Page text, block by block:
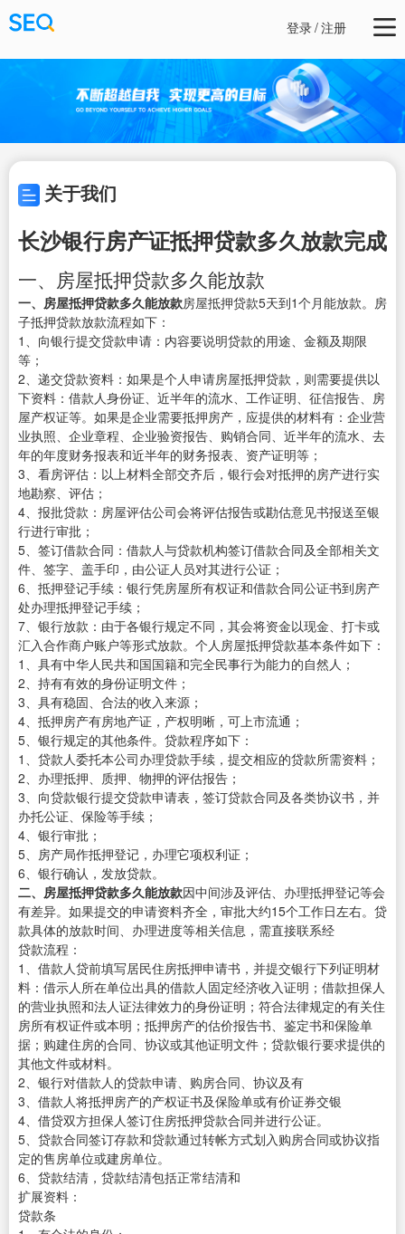
登录/注册
关于我们
长沙银行房产证抵押贷款多久放款完成
一、房屋抵押贷款多久能放款
一、房屋抵押贷款多久能放款房屋抵押贷款5天到1个月能放款。房
子抵押贷款放款流程如下：
1、向银行提交贷款申请：内容要说明贷款的用途、金额及期限
等；
2、递交贷款资料：如果是个人申请房屋抵押贷款，则需要提供以
下资料：借款人身份证、近半年的流水、工作证明、征信报告、房
屋产权证等。如果是企业需要抵押房产，应提供的材料有：企业营
业执照、企业章程、企业验资报告、购销合同、近半年的流水、去
年的年度财务报表和近半年的财务报表、资产证明等；
3、看房评估：以上材料全部交齐后，银行会对抵押的房产进行实
地勘察、评估；
4、报批贷款：房屋评估公司会将评估报告或勘估意见书报送至银
行进行审批；
5、签订借款合同：借款人与贷款机构签订借款合同及全部相关文
件、签字、盖手印，由公证人员对其进行公证；
6、抵押登记手续：银行凭房屋所有权证和借款合同公证书到房产
处办理抵押登记手续；
7、银行放款：由于各银行规定不同，其会将资金以现金、打卡或
汇入合作商户账户等形式放款。个人房屋抵押贷款基本条件如下：
1、具有中华人民共和国国籍和完全民事行为能力的自然人；
2、持有有效的身份证明文件；
3、具有稳固、合法的收入来源；
4、抵押房产有房地产证，产权明晰，可上市流通；
5、银行规定的其他条件。贷款程序如下：
1、贷款人委托本公司办理贷款手续，提交相应的贷款所需资料；
2、办理抵押、质押、物押的评估报告；
3、向贷款银行提交贷款申请表，签订贷款合同及各类协议书，并
办托公证、保险等手续；
4、银行审批；
5、房产局作抵押登记，办理它项权利证；
6、银行确认，发放贷款。
二、房屋抵押贷款多久能放款因中间涉及评估、办理抵押登记等会
有差异。如果提交的申请资料齐全，审批大约15个工作日左右。贷
款具体的放款时间、办理进度等相关信息，需直接联系经
贷款流程：
1、借款人贷前填写居民住房抵押申请书，并提交银行下列证明材
料：借示人所在单位出具的借款人固定经济收入证明；借款担保人
的营业执照和法人证法律效力的身份证明；符合法律规定的有关住
房所有权证件或本明；抵押房产的估价报告书、鉴定书和保险单
据；购建住房的合同、协议或其他证明文件；贷款银行要求提供的
其他文件或材料。
2、银行对借款人的贷款申请、购房合同、协议及有
3、借款人将抵押房产的产权证书及保险单或有价证券交银
4、借贷双方担保人签订住房抵押贷款合同并进行公证。
5、贷款合同签订存款和贷款通过转帐方式划入购房合同或协议指
定的售房单位或建房单位。
6、贷款结清，贷款结清包括正常结清和
扩展资料：
贷款条